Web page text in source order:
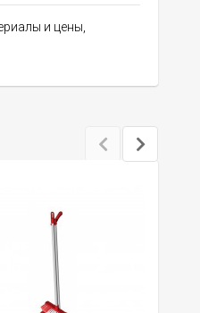
и цены,